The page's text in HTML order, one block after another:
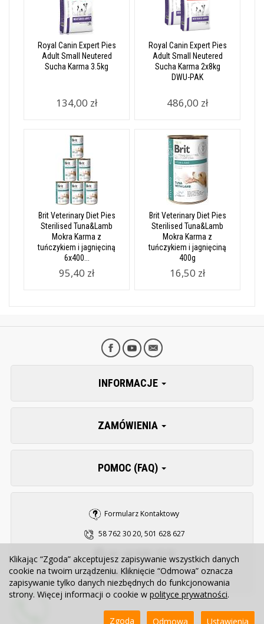
Royal Canin Expert Pies
Adult Small Neutered
Sucha Karma 3.5kg
134,00 zł
Royal Canin Expert Pies
Adult Small Neutered
Sucha Karma 2x8kg
DWU-PAK
486,00 zł
Brit Veterinary Diet Pies
Sterilised Tuna&Lamb
Mokra Karma z
tuńczykiem i jagnięciną
6x400...
95,40 zł
Brit Veterinary Diet Pies
Sterilised Tuna&Lamb
Mokra Karma z
tuńczykiem i jagnięciną
400g
16,50 zł
INFORMACJE
ZAMÓWIENIA
POMOC (FAQ)
Formularz Kontaktowy
58 762 30 20, 501 628 627
sklep@zooserwis.pl
Klikając “Zgoda” akceptujesz zapisywanie wszystkich danych
cookie na twoim urządzeniu. Kliknięcie “Odmowa” oznacza
zapisywanie tylko danych niezbędnych do funkcjonowania
strony. Więcej informacji o cookie w polityce prywatności.
Ustawienia
Odmowa
Zgoda